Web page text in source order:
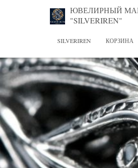
ЮВЕЛИРНЫЙ
"SILVERIREN"
SILVERIREN КОРЗИНА